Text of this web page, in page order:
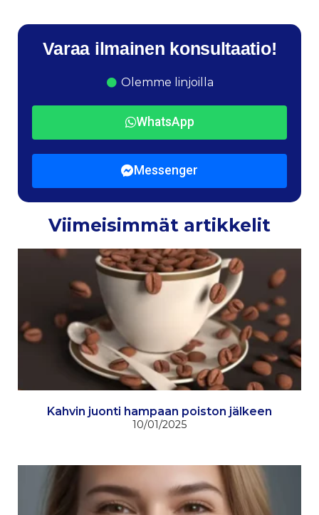
Varaa ilmainen konsultaatio!
Olemme linjoilla
WhatsApp
Messenger
Viimeisimmät artikkelit
Kahvin juonti hampaan poiston jälkeen
10/01/2025